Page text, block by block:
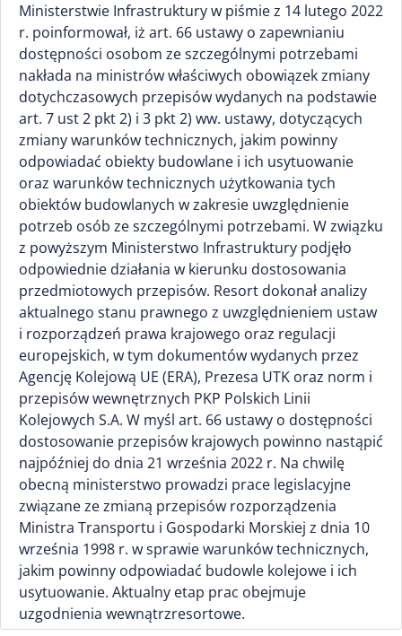
Ministerstwie Infrastruktury w piśmie z 14 lutego 2022
r. poinformował, iż art. 66 ustawy o zapewnianiu
dostępności osobom ze szczególnymi potrzebami
nakłada na ministrów właściwych obowiązek zmiany
dotychczasowych przepisów wydanych na podstawie
art. 7 ust 2 pkt 2) i 3 pkt 2) ww. ustawy, dotyczących
zmiany warunków technicznych, jakim powinny
odpowiadać obiekty budowlane i ich usytuowanie
oraz warunków technicznych użytkowania tych
obiektów budowlanych w zakresie uwzględnienie
potrzeb osób ze szczególnymi potrzebami. W związku
z powyższym Ministerstwo Infrastruktury podjęło
odpowiednie działania w kierunku dostosowania
przedmiotowych przepisów. Resort dokonał analizy
aktualnego stanu prawnego z uwzględnieniem ustaw
i rozporządzeń prawa krajowego oraz regulacji
europejskich, w tym dokumentów wydanych przez
Agencję Kolejową UE (ERA), Prezesa UTK oraz norm i
przepisów wewnętrznych PKP Polskich Linii
Kolejowych S.A. W myśl art. 66 ustawy o dostępności
dostosowanie przepisów krajowych powinno nastąpić
najpóźniej do dnia 21 września 2022 r. Na chwilę
obecną ministerstwo prowadzi prace legislacyjne
związane ze zmianą przepisów rozporządzenia
Ministra Transportu i Gospodarki Morskiej z dnia 10
września 1998 r. w sprawie warunków technicznych,
jakim powinny odpowiadać budowle kolejowe i ich
usytuowanie. Aktualny etap prac obejmuje
uzgodnienia wewnątrzresortowe.